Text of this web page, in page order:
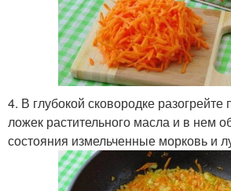
4. В глубокой сковородке разогрейте
ложек растительного масла и в нем
состояния измельченные морковь и